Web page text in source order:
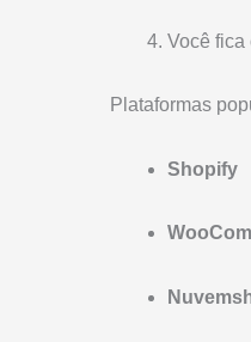
Você fica
Plataformas
Shopify